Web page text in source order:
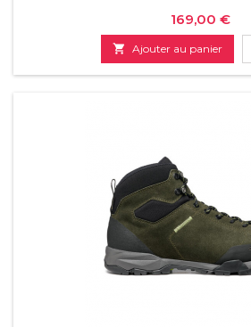
Prix
169,00 €
 Ajouter au panier